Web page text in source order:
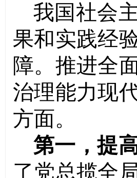
我国社会
果和实践经
障。推进全
治理能力现
方面。
第一，提
了党总揽全